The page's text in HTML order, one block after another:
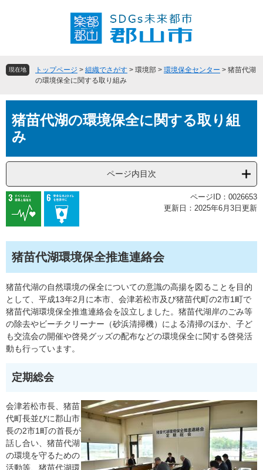
頭
飛現在地 トップページ > 組織でさがす > 環境部 > 環境保全センター > 猪苗代湖
の環境保全に関する取り組み
文猪苗代湖の環境保全に関する取り組
み
ページ内目次
ページID：0026653
更新日：2025年6月3日更新
猪苗代湖環境保全推進連絡会
猪苗代湖の自然環境の保全についての意識の高揚を図ることを目的
として、平成13年2月に本市、会津若松市及び猪苗代町の2市1町で
猪苗代湖環境保全推進連絡会を設立しました。猪苗代湖岸のごみ等
の除去やビーチクリーナー（砂浜清掃機）による清掃のほか、子ど
も交流会の開催や啓発グッズの配布などの環境保全に関する啓発活
動も行っています。
定期総会
会津若松市⻑、猪苗
代町⻑並びに郡⼭市
⻑の2市1町の⾸⻑が
話し合い、猪苗代湖
の環境を守るための
活動等、猪苗代湖環